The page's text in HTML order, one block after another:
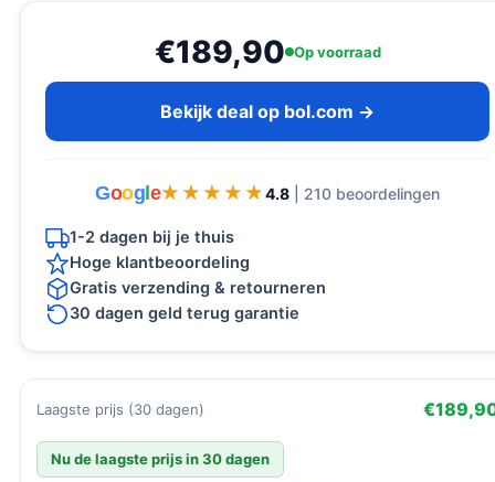
€189,90 Op voorraad
Bekijk deal op bol.com →
Goog e★★★★★
★★★★★ 4.8 | 210 beoordelingen
1-2 dagen bij je thuis
Hoge klantbeoordeling
Gratis verzending & retourneren
30 dagen geld terug garantie
Laagste prijs (30 dagen)
Nu de laagste prijs in 30 dagen